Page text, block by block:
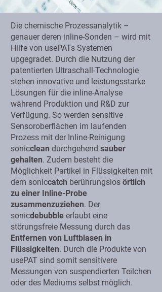
Die chemische Prozessanalytik –
genauer deren inline-Sonden – wird mit
Hilfe von usePATs Systemen
upgegradet. Durch die Nutzung der
patentierten Ultraschall-Technologie
stehen innovative und leistungsstarke
Lösungen für die inline-Analyse
während Produktion und R&D zur
Verfügung. So werden sensitive
Sensoroberflächen im laufenden
Prozess mit der Inline-Reinigung
sonicclean durchgehend sauber
gehalten. Zudem besteht die
Möglichkeit Partikel in Flüssigkeiten mit
dem soniccatch berührungslos örtlich
zu einer Inline-Probe
zusammenzuziehen. Der
sonicdebubble erlaubt eine
störungsfreie Messung durch das
Entfernen von Luftblasen in
Flüssigkeiten. Durch die Produkte von
usePAT sind somit sensitivere
Messungen von suspendierten Teilchen
oder des Mediums selbst möglich.